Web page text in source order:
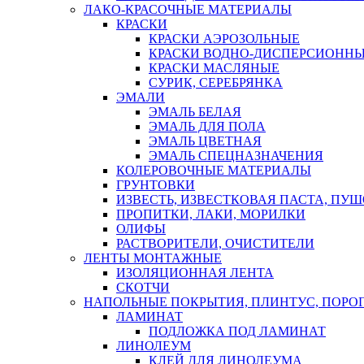
ЛАКО-КРАСОЧНЫЕ МАТЕРИАЛЫ
КРАСКИ
КРАСКИ АЭРОЗОЛЬНЫЕ
КРАСКИ ВОДНО-
КРАСКИ МАСЛЯНЫЕ
СУРИК, СЕРЕБРЯНКА
ЭМАЛИ
ЭМАЛЬ БЕЛАЯ
ЭМАЛЬ ДЛЯ ПОЛА
ЭМАЛЬ ЦВЕТНАЯ
ЭМАЛЬ СПЕЦНАЗНАЧЕНИЯ
КОЛЕРОВОЧНЫЕ МАТЕРИАЛЫ
ГРУНТОВКИ
ИЗВЕСТЬ, ИЗВЕСТКОВАЯ ПАСТА,
ПРОПИТКИ, ЛАКИ, МОРИЛКИ
ОЛИФЫ
РАСТВОРИТЕЛИ, ОЧИСТИТЕЛИ
ЛЕНТЫ МОНТАЖНЫЕ
ИЗОЛЯЦИОННАЯ ЛЕНТА
СКОТЧИ
НАПОЛЬНЫЕ ПОКРЫТИЯ, ПЛИНТУС,
ЛАМИНАТ
ПОДЛОЖКА ПОД ЛАМИНАТ
ЛИНОЛЕУМ
КЛЕЙ ДЛЯ ЛИНОЛЕУМА